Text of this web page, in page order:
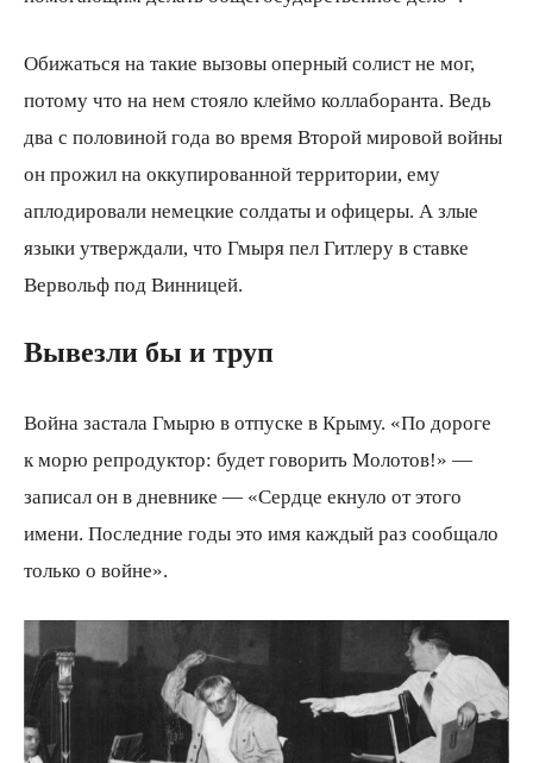
Обижаться на такие вызовы оперный солист не мог,
потому что на нем стояло клеймо коллаборанта. Ведь
два с половиной года во время Второй мировой войны
он прожил на оккупированной территории, ему
аплодировали немецкие солдаты и офицеры. А злые
языки утверждали, что Гмыря пел Гитлеру в ставке
Вервольф под Винницей.
Вывезли бы и труп
Война застала Гмырю в отпуске в Крыму. «По дороге
к морю репродуктор: будет говорить Молотов!» —
записал он в дневнике — «Сердце екнуло от этого
имени. Последние годы это имя каждый раз сообщало
только о войне».